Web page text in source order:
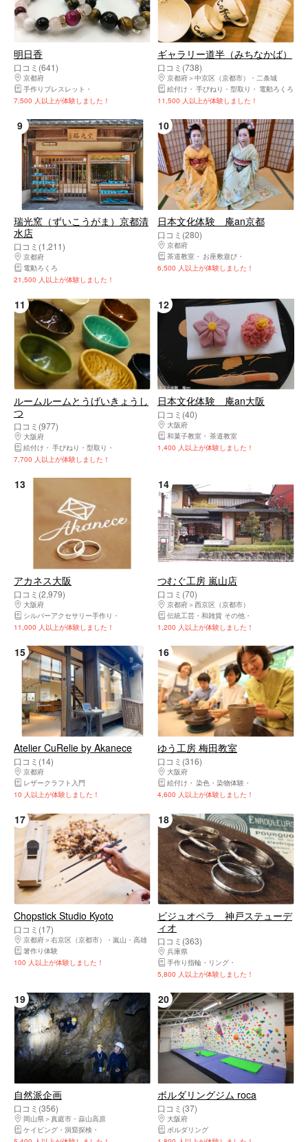
明日香
口コミ(641)
京都府
下京区（京都市）・京都駅・河原町
手作りブレスレット
手作りアクセサリー その他 手作り雑貨 その他
手作り石鹸
7,500 人以上が体験しました！
ギャラリー道半（みちなかば）
口コミ(738)
京都府
中京区（京都市）・二条城
絵付け
手びねり・型取り
電動ろくろ
11,500 人以上が体験しました！
9
瑞光窯（ずいこうがま）京都清
水店
口コミ(1,211)
京都府
電動ろくろ
21,500 人以上が体験しました！
10
日本文化体験 庵an京都
口コミ(280)
京都府
茶道教室
お座敷遊び
6,500 人以上が体験しました！
11
ルームルームとうげいきょうし
つ
口コミ(977)
大阪府
西区（大阪市）・肥後橋・本町・京セラドーム大阪・九条
絵付け
手びねり・型取り 陶芸体験・陶芸教室
電動ろくろ
7,700 人以上が体験しました！
12
日本文化体験 庵an大阪
口コミ(40)
大阪府
和菓子教室
茶道教室
1,400 人以上が体験しました！
13
アカネス大阪
口コミ(2,979)
大阪府
北区（大阪市）・北新地・中之島・大阪天満宮・中津
シルバーアクセサリー手作り
手作り指輪・リング
手作りアクセサリー その他
11,000 人以上が体験しました！
14
つむぐ工房 嵐山店
口コミ(70)
京都府
西京区（京都市）
伝統工芸・和雑貨 その他
1,200 人以上が体験しました！
15
Atelier CuRelie by Akanece
口コミ(14)
京都府
レザークラフト入門
10 人以上が体験しました！
16
ゆう工房 梅田教室
口コミ(316)
大阪府
絵付け
染色・染物体験
4,600 人以上が体験しました！
17
Chopstick Studio Kyoto
口コミ(17)
京都府
右京区（京都市）・嵐山・高雄
箸作り体験
100 人以上が体験しました！
18
ビジュオペラ 神戸ステューデ
ィオ
口コミ(363)
兵庫県
手作り指輪・リング
5,800 人以上が体験しました！
19
自然派企画
口コミ(356)
岡山県
真庭市・蒜山高原
ケイビング・洞窟探検
キャニオニング・シャワークライミング
20
ボルダリングジム roca
口コミ(37)
大阪府
ボルダリング